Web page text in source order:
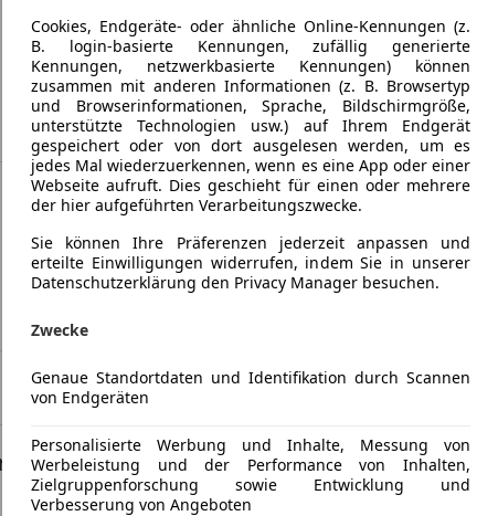
Schadstoffklasse
Kraftstoff
Benzin
Kraftstoffverbrauch
13,40
l/
CO₂-Emissionen
305 g/km
Komfort
2-Zonen-
Einparkhilfe
Mehr anzeigen
Außenfarbe
Grau
Farbe laut Hersteller
Cookies, Endgeräte- oder ähnliche Online-Kennungen (z.
B. login-basierte Kennungen, zufällig generierte
Kennungen, netzwerkbasierte Kennungen) können
zusammen mit anderen Informationen (z. B. Browsertyp
und Browserinformationen, Sprache, Bildschirmgröße,
unterstützte Technologien usw.) auf Ihrem Endgerät
gespeichert oder von dort ausgelesen werden, um es
jedes Mal wiederzuerkennen, wenn es eine App oder einer
Webseite aufruft. Dies geschieht für einen oder mehrere
der hier aufgeführten Verarbeitungszwecke.
Sie können Ihre Präferenzen jederzeit anpassen und
erteilte Einwilligungen widerrufen, indem Sie in unserer
Datenschutzerklärung den Privacy Manager besuchen.
Zwecke
Genaue Standortdaten und Identifikation durch Scannen
von Endgeräten
Personalisierte Werbung und Inhalte, Messung von
Werbeleistung und der Performance von Inhalten,
Zielgruppenforschung sowie Entwicklung und
Verbesserung von Angeboten